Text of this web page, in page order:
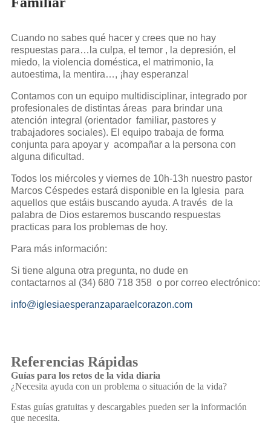
Cuando no sabes qué hacer y crees que no hay
respuestas para…la culpa, el temor , la depresión, el
miedo, la violencia doméstica, el matrimonio, la
autoestima, la mentira…, ¡hay esperanza!
Contamos con un equipo multidisciplinar, integrado por
profesionales de distintas áreas para brindar una
atención integral (orientador familiar, pastores y
trabajadores sociales). El equipo trabaja de forma
conjunta para apoyar y acompañar a la persona con
alguna dificultad.
Todos los miércoles y viernes de 10h-13h nuestro pastor
Marcos Céspedes estará disponible en la Iglesia para
aquellos que estáis buscando ayuda. A través de la
palabra de Dios estaremos buscando respuestas
practicas para los problemas de hoy.
Para más información:
Si tiene alguna otra pregunta, no dude en
contactarnos al (34) 680 718 358 o por correo electrónico:
info@iglesiaesperanzaparaelcorazon.com
Referencias Rápidas
Guías para los retos de la vida diaria
¿Necesita ayuda con un problema o situación de la vida?
Estas guías gratuitas y descargables pueden ser la información
que necesita.